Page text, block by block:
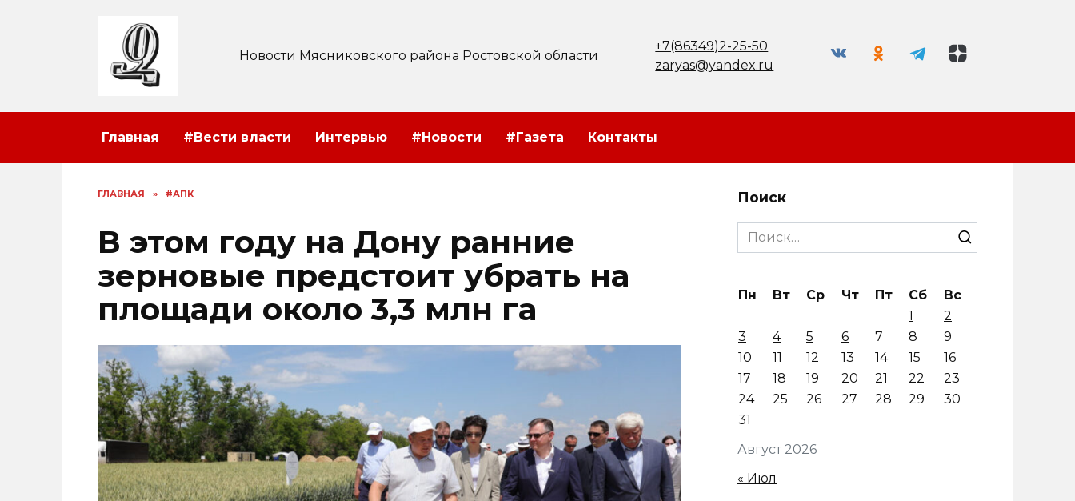
Новости Мясниковского района Ростовской области
+7(86349)2-25-50
zaryas@yandex.ru
Главная #Вести власти Интервью #Новости #Газета Контакты
ГЛАВНАЯ » #АПК
В этом году на Дону ранние
зерновые предстоит убрать на
площади около 3,3 млн га
Поиск
Search
for:
Август 2026
Пн Вт Ср Чт Пт Сб
Вс
1
2
3
4 5 6 7 8
9
10
11 12 13 14 15
16
17
18 19 20 21 22
23
24
25 26 27 28 29
30
31
« Июл